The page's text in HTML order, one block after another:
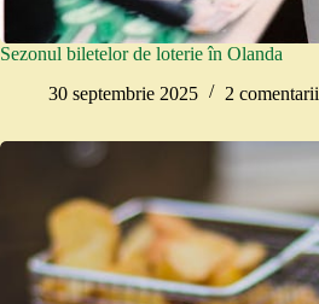
Sezonul biletelor de loterie în Olanda
30 septembrie 2025
2 comentarii